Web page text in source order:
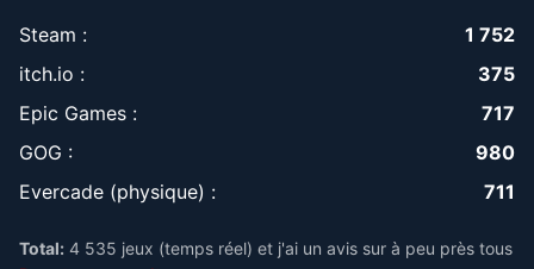
Steam :
1 752
itch.io :
375
Epic Games :
717
GOG :
980
Evercade (physique) :
711
Total: 4 535 jeux (temps réel) et j'ai un avis sur à peu près tous